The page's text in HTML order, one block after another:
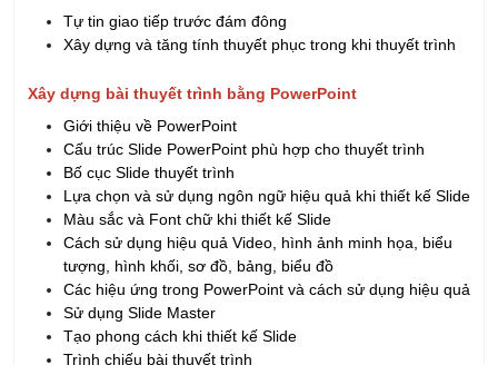
Xây dựng bài thuyết trình bằng PowerPoint
Cấu trúc Slide PowerPoint phù hợp cho thuyết trình
Bố cục Slide thuyết trình
Lựa chọn và sử dụng ngôn ngữ hiệu quả khi thiết kế Slide
Màu sắc và Font chữ khi thiết kế Slide
Cách sử dụng hiệu quả Video, hình ảnh minh họa, biểu
tượng, hình khối, sơ đồ, bảng, biểu đồ
Các hiệu ứng trong PowerPoint và cách sử dụng hiệu quả
Sử dụng Slide Master
Tạo phong cách khi thiết kế Slide
Trình chiếu bài thuyết trình
Các lỗi thường gặp khi thiết kế Slide